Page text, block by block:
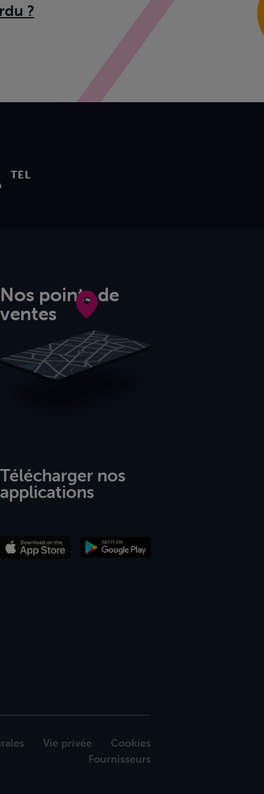
?
TEL
Nos points de
ventes
Télécharger nos
applications
Vie privée
Cookies
Fournisseurs